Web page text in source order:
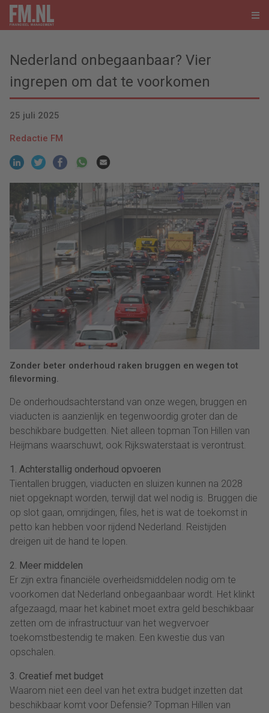
Nederland onbegaanbaar? Vier
ingrepen om dat te voorkomen
25 juli 2025
Redactie FM
Zonder beter onderhoud raken bruggen en wegen tot
filevorming.
De onderhoudsachterstand van onze wegen, bruggen en
viaducten is aanzienlijk en tegenwoordig groter dan de
beschikbare budgetten. Niet alleen topman Ton Hillen van
Heijmans waarschuwt, ook Rijkswaterstaat is verontrust.
1. Achterstallig onderhoud opvoeren
Tientallen bruggen, viaducten en sluizen kunnen na 2028
niet opgeknapt worden, terwijl dat wel nodig is. Bruggen die
op slot gaan, omrijdingen, files, het is wat de toekomst in
petto kan hebben voor rijdend Nederland. Reistijden
dreigen uit de hand te lopen.
2. Meer middelen
Er zijn extra financiële overheidsmiddelen nodig om te
voorkomen dat Nederland onbegaanbaar wordt. Het klinkt
afgezaagd, maar het kabinet moet extra geld beschikbaar
zetten om de infrastructuur van het wegvervoer
toekomstbestendig te maken. Een kwestie dus van
opschalen.
3. Creatief met budget
Waarom niet een deel van het extra budget inzetten dat
beschikbaar komt voor Defensie? Topman Hillen van